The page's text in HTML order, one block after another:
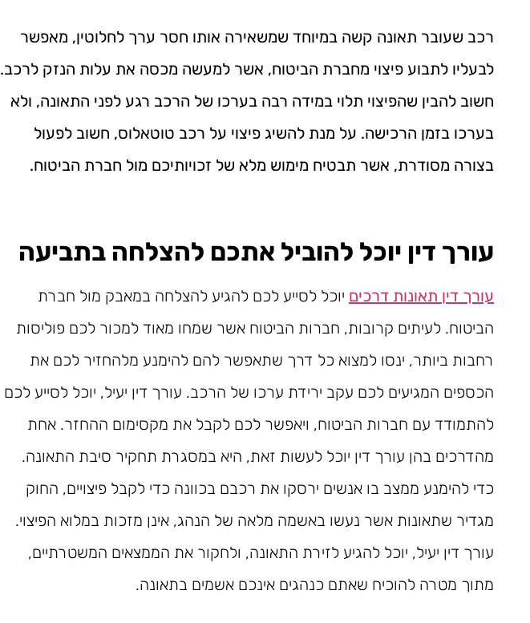
רכב שעובר תאונה קשה במיוחד שמשאירה אותו חסר ערך לחלוטין, מאפשר
לבעליו לתבוע פיצוי מחברת הביטוח, אשר למעשה מכסה את עלות הנזק לרכב.
חשוב להבין שהפיצוי תלוי במידה רבה בערכו של הרכב רגע לפני התאונה, ולא
בערכו בזמן הרכישה. על מנת להשיג פיצוי על רכב טוטאלוס, חשוב לפעול
בצורה מסודרת, אשר תבטיח מימוש מלא של זכויותיכם מול חברת הביטוח.
עורך דין יוכל להוביל אתכם להצלחה בתביעה
עורך דין תאונות דרכים יוכל לסייע לכם להגיע להצלחה במאבק מול חברת
הביטוח. לעיתים קרובות, חברות הביטוח אשר שמחו מאוד למכור לכם פוליסות
רחבות ביותר, ינסו למצוא כל דרך שתאפשר להם להימנע מלהחזיר לכם את
הכספים המגיעים לכם עקב ירידת ערכו של הרכב. עורך דין יעיל, יוכל לסייע לכם
להתמודד עם חברות הביטוח, ויאפשר לכם לקבל את מקסימום ההחזר. אחת
מהדרכים בהן עורך דין יוכל לעשות זאת, היא במסגרת תחקיר סיבת התאונה.
כדי להימנע ממצב בו אנשים ירסקו את רכבם בכוונה כדי לקבל פיצויים, החוק
מגדיר שתאונות אשר נעשו באשמה מלאה של הנהג, אינן מזכות במלוא הפיצוי.
עורך דין יעיל, יוכל להגיע לזירת התאונה, ולחקור את הממצאים המשטרתיים,
מתוך מטרה להוכיח שאתם כנהגים אינכם אשמים בתאונה.